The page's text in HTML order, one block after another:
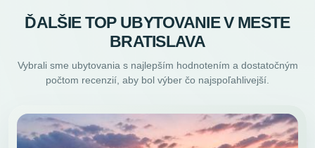
ĎALŠIE TOP UBYTOVANIE V MESTE
BRATISLAVA
Vybrali sme ubytovania s najlepším hodnotením a dostatočným
počtom recenzií, aby bol výber čo najspoľahlivejší.